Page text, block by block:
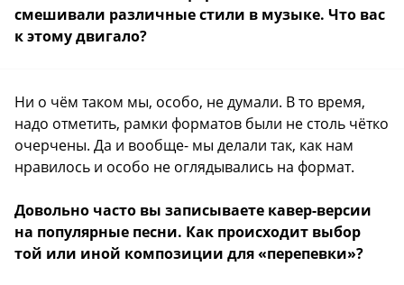
смешивали различные стили в музыке. Что вас
к этому двигало?
Ни о чём таком мы, особо, не думали. В то время,
надо отметить, рамки форматов были не столь чётко
очерчены. Да и вообще- мы делали так, как нам
нравилось и особо не оглядывались на формат.
Довольно часто вы записываете кавер-версии
на популярные песни. Как происходит выбор
той или иной композиции для «перепевки»?